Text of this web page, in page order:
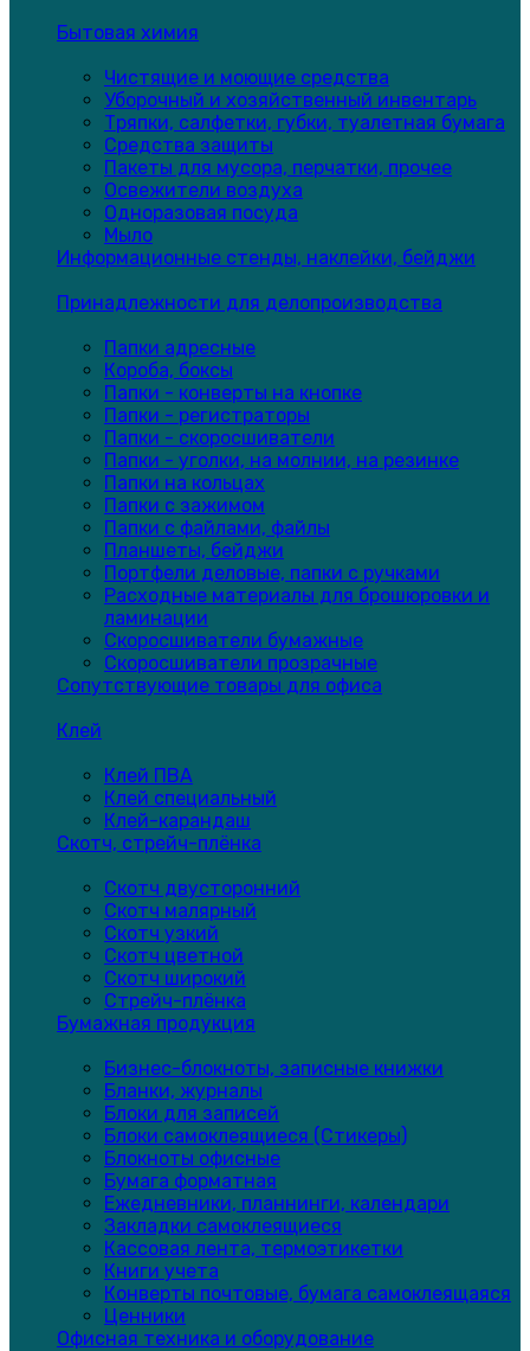
Бытовая химия
Чистящие и моющие средства
Уборочный и хозяйственный инвентарь
Тряпки, салфетки, губки, туалетная бумага
Средства защиты
Пакеты для мусора, перчатки, прочее
Освежители воздуха
Одноразовая посуда
Мыло
Информационные стенды, наклейки, бейджи
Принадлежности для делопроизводства
Папки адресные
Короба, боксы
Папки - конверты на кнопке
Папки - регистраторы
Папки - скоросшиватели
Папки - уголки, на молнии, на резинке
Папки на кольцах
Папки с зажимом
Папки с файлами, файлы
Планшеты, бейджи
Портфели деловые, папки с ручками
Расходные материалы для брошюровки и
ламинации
Скоросшиватели бумажные
Скоросшиватели прозрачные
Сопутствующие товары для офиса
Клей
Клей ПВА
Клей специальный
Клей-карандаш
Скотч, стрейч-плёнка
Скотч двусторонний
Скотч малярный
Скотч узкий
Скотч цветной
Скотч широкий
Стрейч-плёнка
Бумажная продукция
Бизнес-блокноты, записные книжки
Бланки, журналы
Блоки для записей
Блоки самоклеящиеся (Стикеры)
Блокноты офисные
Бумага форматная
Ежедневники, планнинги, календари
Закладки самоклеящиеся
Кассовая лента, термоэтикетки
Книги учета
Конверты почтовые, бумага самоклеящаяся
Ценники
Офисная техника и оборудование